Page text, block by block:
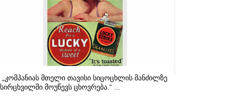
„კომპანიას მთელი თავისი სიცოცხლის მანძილზე
სირცხვილში მოუწევს ცხოვრება.“ ...